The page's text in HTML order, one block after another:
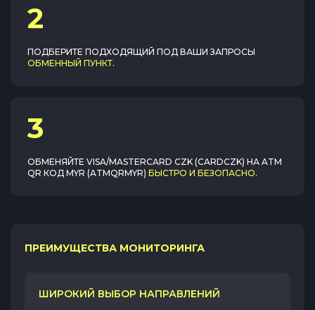
2
ПОДБЕРИТЕ ПОДХОДЯЩИЙ ПОД ВАШИ ЗАПРОСЫ
ОБМЕННЫЙ ПУНКТ.
3
ОБМЕНЯЙТЕ VISA/MASTERCARD CZK (CARDCZK) НА ATM
QR КОД MYR (ATMQRMYR) БЫСТРО И БЕЗОПАСНО.
ПРЕИМУЩЕСТВА МОНИТОРИНГА
ШИРОКИЙ ВЫБОР НАПРАВЛЕНИЙ